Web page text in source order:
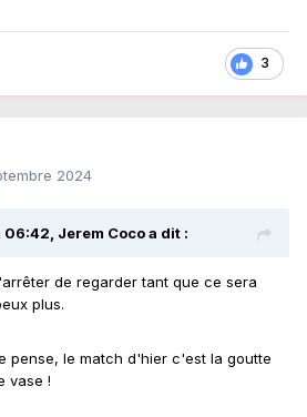
3
2024
06:42, Jerem Cocoa dit :
de regarder tant que ce sera
plus.
pense, le match d'hier c'est la goutte
vase !